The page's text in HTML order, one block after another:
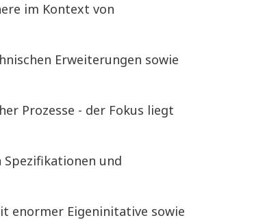
im Kontext von
Erweiterungen sowie
Prozesse - der Fokus liegt
und
enormer Eigeninitative sowie